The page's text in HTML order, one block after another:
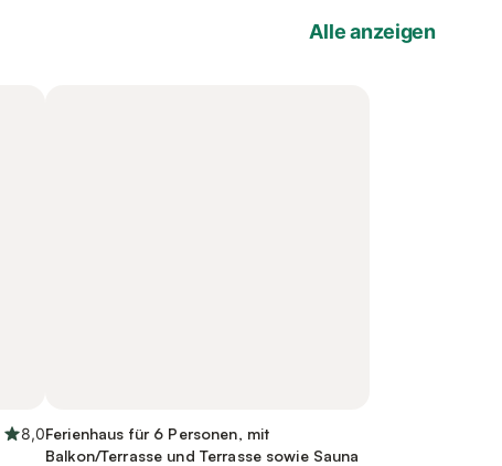
Alle anzeigen
8,0Ferienhaus für 6 Personen, mit
Balkon/Terrasse und Terrasse sowie Sauna